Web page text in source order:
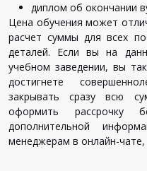
диплом об окончании
Цена обучения может
расчет суммы для всех
деталей. Если вы на
учебном заведении, вы
достигнете
закрывать сразу всю
оформить рассрочку
дополнительной
менеджерам в онлайн-